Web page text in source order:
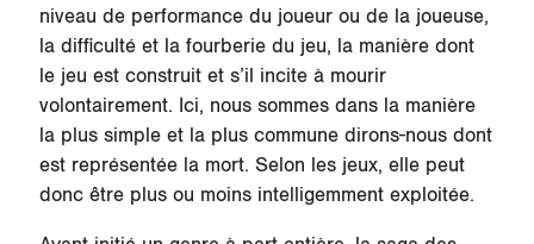
niveau de performance du joueur ou de la joueuse,
la difficulté et la fourberie du jeu, la manière dont
le jeu est construit et s’il incite à mourir
volontairement. Ici, nous sommes dans la manière
la plus simple et la plus commune dirons-nous dont
est représentée la mort. Selon les jeux, elle peut
donc être plus ou moins intelligemment exploitée.